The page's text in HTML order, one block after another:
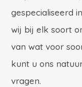
gespecialiseerd
wij bij elk soort
van wat voor
kunt u ons
vragen.